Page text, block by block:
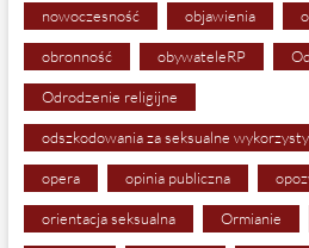
nowoczesność objawienia
obronność obywateleRP
Odrodzenie religijne
odszkodowania za seksualne
opera opinia publiczna
orientacja seksualna Ormianie